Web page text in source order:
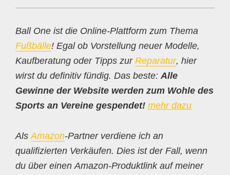
Ball One ist die Online-Plattform zum Thema
Fußbälle! Egal ob Vorstellung neuer Modelle,
Kaufberatung oder Tipps zur Reparatur, hier
wirst du definitiv fündig. Das beste: Alle
Gewinne der Website werden zum Wohle des
Sports an Vereine gespendet! mehr dazu
AlsAmazon-Partner verdiene ich an
qualifizierten Verkäufen. Dies ist der Fall, wenn
du über einen Amazon-Produktlink auf meiner